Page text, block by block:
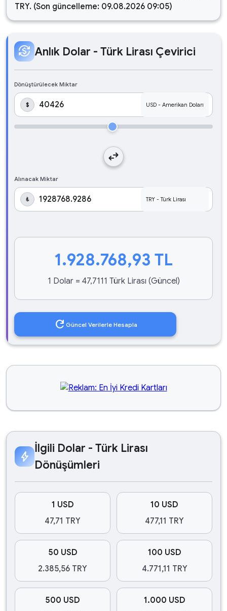
TRY. (Son güncelleme: 09.08.2026 09:05)
currency_exchange Anlık Dolar - Türk Lirası Çevirici
Dönüştürülecek Miktar
$
swap_horiz
Alınacak Miktar
₺
1.928.768,93 TL
1 Dolar = 47,7111 Türk Lirası (Güncel)
refresh Güncel Verilerle Hesapla
bolt
İlgili Dolar - Türk Lirası
Dönüşümleri
1 USD
47,71 TRY
10 USD
477,11 TRY
50 USD
2.385,56 TRY
100 USD
4.771,11 TRY
500 USD
1.000 USD